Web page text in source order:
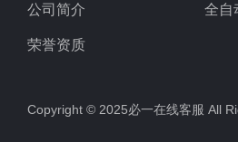
公司简介
荣誉资质
全自
Copyright © 2025必一在线客服 All